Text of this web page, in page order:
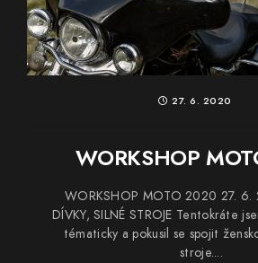
27. 6. 2020
WORKSHOP
WORKSHOP MOTO 2020 27. 6.
DÍVKY, SILNÉ STROJE Tentokráte
tématicky a pokusil se spojit
stroje....